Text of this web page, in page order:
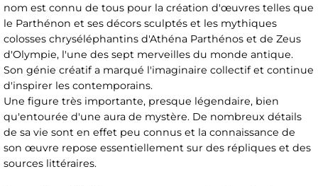
nom est connu de tous pour la création d'œuvres telles que
le Parthénon et ses décors sculptés et les mythiques
colosses chryséléphantins d'Athéna Parthénos et de Zeus
d'Olympie, l'une des sept merveilles du monde antique.
Son génie créatif a marqué l'imaginaire collectif et continue
d'inspirer les contemporains.
Une figure très importante, presque légendaire, bien
qu'entourée d'une aura de mystère. De nombreux détails
de sa vie sont en effet peu connus et la connaissance de
son œuvre repose essentiellement sur des répliques et des
sources littéraires.